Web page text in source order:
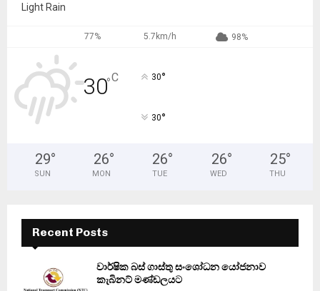
Light Rain
77% 5.7km/h 98%
30°C 30°
30°
29°
SUN
26°
MON
26°
TUE
26°
WED
25°
THU
Recent Posts
වාර්ෂික බස් ගාස්තු සංශෝධන යෝජනාව
කැබිනට් මණ්ඩලයට